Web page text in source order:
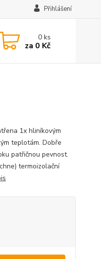
Přihlášení
0ks
za 0 Kč
1x hliníkovým
teplotám. Dobře
patřičnou pevnost.
termoizolační